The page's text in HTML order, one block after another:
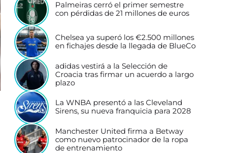
Palmeiras cerró el primer semestre
con pérdidas de 21 millones de euros
Chelsea ya superó los €2.500 millones
en fichajes desde la llegada de BlueCo
adidas vestirá a la Selección de
Croacia tras firmar un acuerdo a largo
plazo
La WNBA presentó a las Cleveland
Sirens, su nueva franquicia para 2028
Manchester United firma a Betway
como nuevo patrocinador de la ropa
de entrenamiento